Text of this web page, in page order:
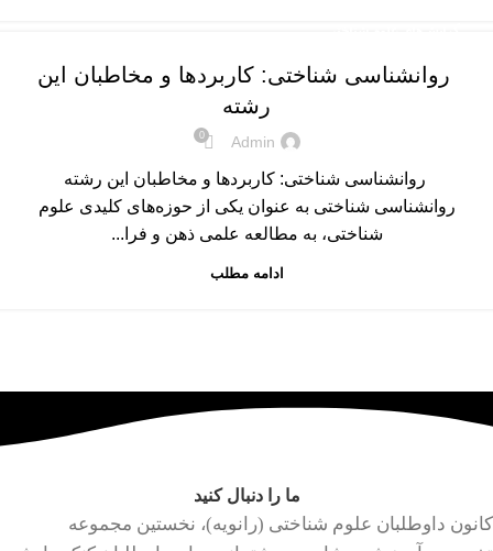
روانشناسی شناختی: کاربردها و مخاطبان این
رشته
Admin
0
روانشناسی شناختی: کاربردها و مخاطبان این رشته
روانشناسی شناختی به عنوان یکی از حوزه‌های کلیدی علوم
شناختی، به مطالعه علمی ذهن و فرا...
ادامه مطلب
ما را دنبال کنید
کانون داوطلبان علوم شناختی (رانویه)، نخستین مجموعه